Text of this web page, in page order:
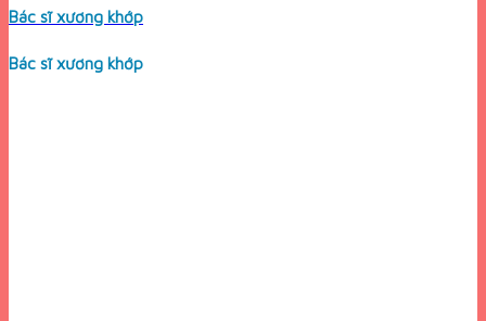
Bác sĩ xương khớp
Bác sĩ xương khớp